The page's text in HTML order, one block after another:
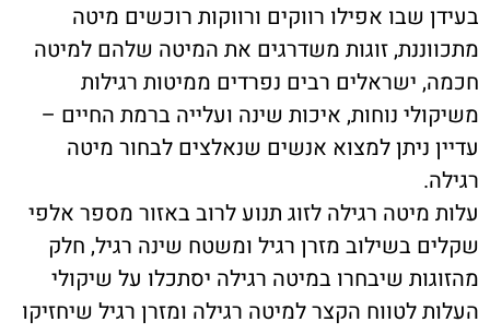
בעידן שבו אפילו רווקים ורווקות רוכשים מיטה
מתכווננת, זוגות משדרגים את המיטה שלהם למיטה
חכמה, ישראלים רבים נפרדים ממיטות רגילות
משיקולי נוחות, איכות שינה ועלייה ברמת החיים –
עדיין ניתן למצוא אנשים שנאלצים לבחור מיטה
רגילה.
עלות מיטה רגילה לזוג תנוע לרוב באזור מספר אלפי
שקלים בשילוב מזרן רגיל ומשטח שינה רגיל, חלק
מהזוגות שיבחרו במיטה רגילה יסתכלו על שיקולי
העלות לטווח הקצר למיטה רגילה ומזרן רגיל שיחזיקו